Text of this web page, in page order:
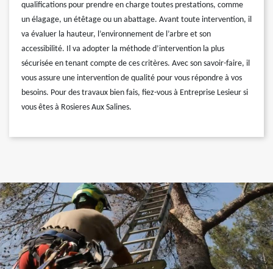
qualifications pour prendre en charge toutes prestations, comme
un élagage, un étêtage ou un abattage. Avant toute intervention, il
va évaluer la hauteur, l’environnement de l’arbre et son
accessibilité. Il va adopter la méthode d’intervention la plus
sécurisée en tenant compte de ces critères. Avec son savoir-faire, il
vous assure une intervention de qualité pour vous répondre à vos
besoins. Pour des travaux bien fais, fiez-vous à Entreprise Lesieur si
vous êtes à Rosieres Aux Salines.